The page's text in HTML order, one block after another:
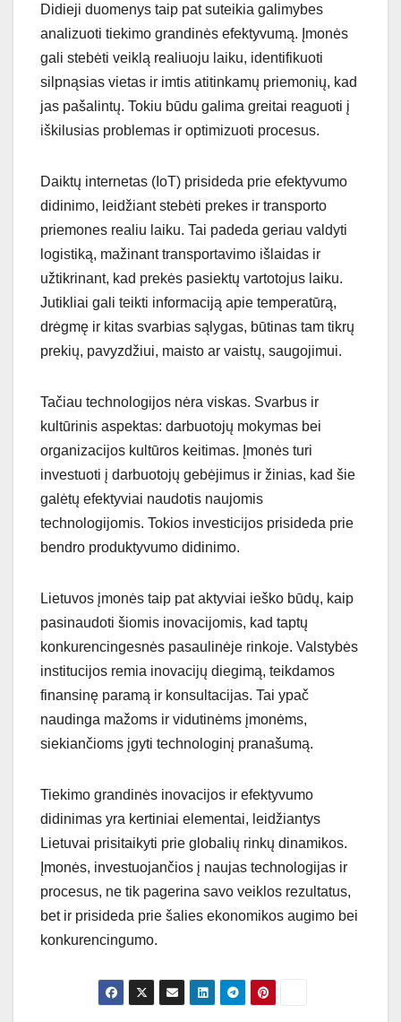
Didieji duomenys taip pat suteikia galimybes
analizuoti tiekimo grandinės efektyvumą. Įmonės
gali stebėti veiklą realiuoju laiku, identifikuoti
silpnąsias vietas ir imtis atitinkamų priemonių, kad
jas pašalintų. Tokiu būdu galima greitai reaguoti į
iškilusias problemas ir optimizuoti procesus.
Daiktų internetas (IoT) prisideda prie efektyvumo
didinimo, leidžiant stebėti prekes ir transporto
priemones realiu laiku. Tai padeda geriau valdyti
logistiką, mažinant transportavimo išlaidas ir
užtikrinant, kad prekės pasiektų vartotojus laiku.
Jutikliai gali teikti informaciją apie temperatūrą,
drėgmę ir kitas svarbias sąlygas, būtinas tam tikrų
prekių, pavyzdžiui, maisto ar vaistų, saugojimui.
Tačiau technologijos nėra viskas. Svarbus ir
kultūrinis aspektas: darbuotojų mokymas bei
organizacijos kultūros keitimas. Įmonės turi
investuoti į darbuotojų gebėjimus ir žinias, kad šie
galėtų efektyviai naudotis naujomis
technologijomis. Tokios investicijos prisideda prie
bendro produktyvumo didinimo.
Lietuvos įmonės taip pat aktyviai ieško būdų, kaip
pasinaudoti šiomis inovacijomis, kad taptų
konkurencingesnės pasaulinėje rinkoje. Valstybės
institucijos remia inovacijų diegimą, teikdamos
finansinę paramą ir konsultacijas. Tai ypač
naudinga mažoms ir vidutinėms įmonėms,
siekiančioms įgyti technologinį pranašumą.
Tiekimo grandinės inovacijos ir efektyvumo
didinimas yra kertiniai elementai, leidžiantys
Lietuvai prisitaikyti prie globalių rinkų dinamikos.
Įmonės, investuojančios į naujas technologijas ir
procesus, ne tik pagerina savo veiklos rezultatus,
bet ir prisideda prie šalies ekonomikos augimo bei
konkurencingumo.